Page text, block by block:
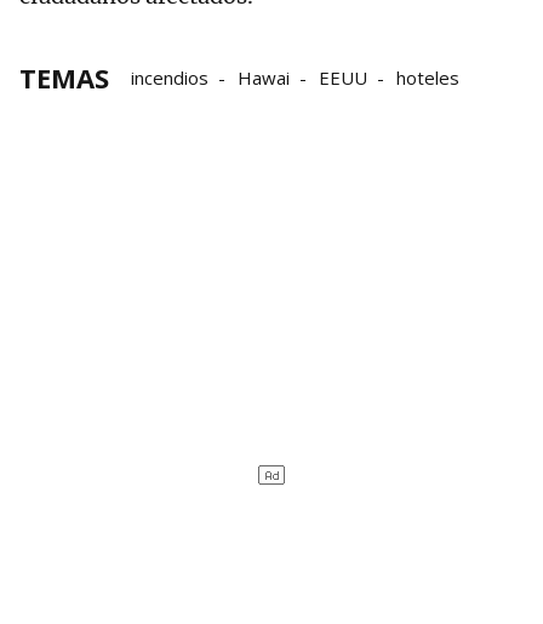
TEMAS incendios Hawai EEUU hoteles